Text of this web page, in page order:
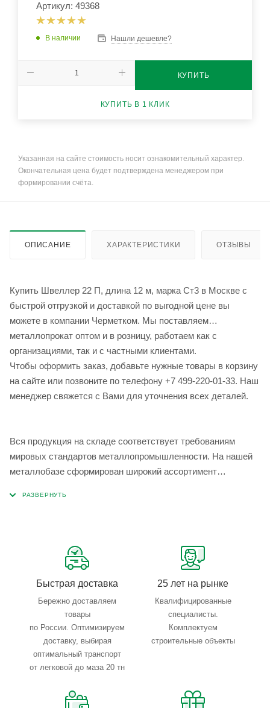
Артикул: 49368
В наличии Нашли дешевле?
КУПИТЬ
КУПИТЬ В 1 КЛИК
Указанная на сайте стоимость носит ознакомительный характер.
Окончательная цена будет подтверждена менеджером при
формировании счёта.
ОПИСАНИЕ ХАРАКТЕРИСТИКИ ОТЗЫВЫ
Купить Швеллер 22 П, длина 12 м, марка Ст3 в Москве с
быстрой отгрузкой и доставкой по выгодной цене вы
можете в компании Черметком. Мы поставляем
металлопрокат оптом и в розницу, работаем как с
организациями, так и с частными клиентами.
Чтобы оформить заказ, добавьте нужные товары в корзину
на сайте или позвоните по телефону +7 499-220-01-33. Наш
менеджер свяжется с Вами для уточнения всех деталей.
Вся продукция на складе соответствует требованиям
мировых стандартов металлопромышленности. На нашей
металлобазе сформирован широкий ассортимент
Быстрая доставка
Бережно доставляем
товары
по России. Оптимизируем
доставку, выбирая
оптимальный транспорт
от легковой до маза 20 тн
25 лет на рынке
Квалифицированные
специалисты.
Комплектуем
строительные объекты